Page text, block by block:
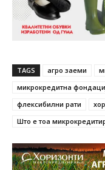
TAGS агро заеми
микрокредитна
флексибилни рати
Што е тоа